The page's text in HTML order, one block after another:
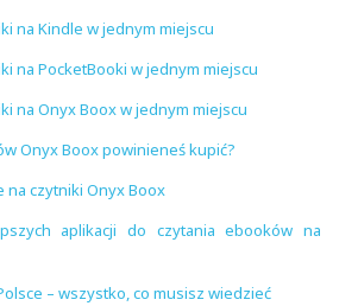
na Kindle w jednym miejscu
na PocketBooki w jednym miejscu
na Onyx Boox w jednym miejscu
Onyx Boox powinieneś kupić?
na czytniki Onyx Boox
aplikacji do czytania ebooków na
– wszystko, co musisz wiedzieć